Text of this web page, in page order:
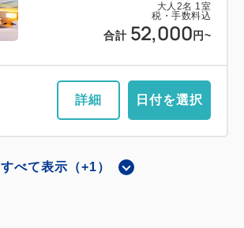
大人 2名 1室
税・手数料込
合計 52,000 円~
詳細 日付を選択
すべて表示（+1）